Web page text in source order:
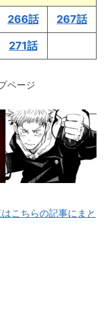
266話 267話
271話
ページ
こちらの記事にまと